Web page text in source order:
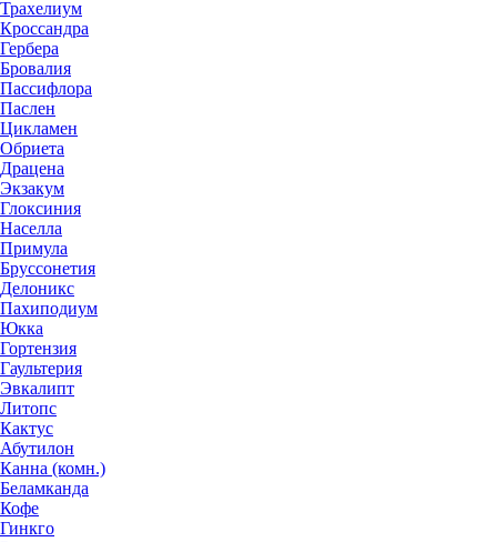
Трахелиум
Кроссандра
Гербера
Бровалия
Пассифлора
Паслен
Цикламен
Обриета
Драцена
Экзакум
Глоксиния
Населла
Примула
Бруссонетия
Делоникс
Пахиподиум
Юкка
Гортензия
Гаультерия
Эвкалипт
Литопс
Кактус
Абутилон
Канна (комн.)
Беламканда
Кофе
Гинкго